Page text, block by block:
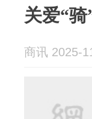
关爱“
商讯 2025-